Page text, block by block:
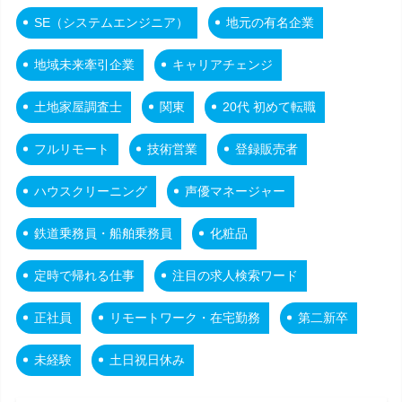
SE（システムエンジニア） 地元の有名企業
地域未来牽引企業 キャリアチェンジ
土地家屋調査士 関東 20代 初めて転職
フルリモート 技術営業 登録販売者
ハウスクリーニング 声優マネージャー
鉄道乗務員・船舶乗務員 化粧品
定時で帰れる仕事 注目の求人検索ワード
正社員 リモートワーク・在宅勤務 第二新卒
未経験 土日祝日休み